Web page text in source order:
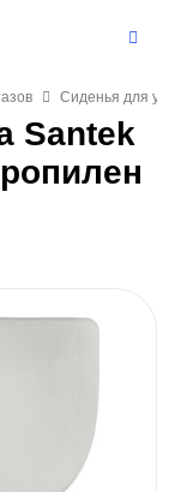
Сиденья для
Santek